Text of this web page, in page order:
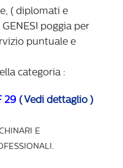
( diplomati e
poggia per
puntuale e
categoria :
29 ( Vedi dettaglio )
E